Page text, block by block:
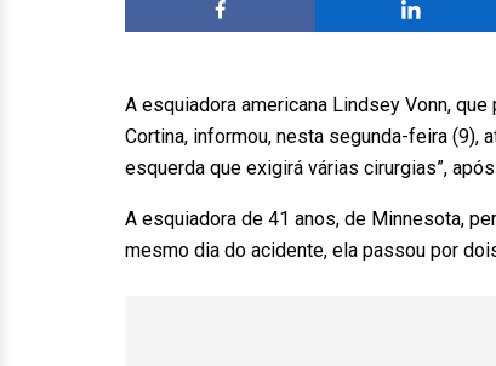
A esquiadora americana Lindsey Vonn,
Cortina, informou, nesta segunda-feira (9),
esquerda que exigirá várias cirurgias”,
A esquiadora de 41 anos, de Minnesota,
mesmo dia do acidente, ela passou por